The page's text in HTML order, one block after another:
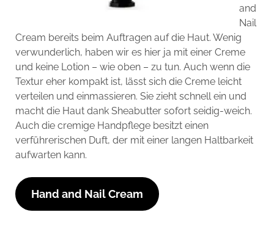
and
Nail
Cream bereits beim Auftragen auf die Haut. Wenig
verwunderlich, haben wir es hier ja mit einer Creme
und keine Lotion – wie oben – zu tun. Auch wenn die
Textur eher kompakt ist, lässt sich die Creme leicht
verteilen und einmassieren. Sie zieht schnell ein und
macht die Haut dank Sheabutter sofort seidig-weich.
Auch die cremige Handpflege besitzt einen
verführerischen Duft, der mit einer langen Haltbarkeit
aufwarten kann.
Hand and Nail Cream